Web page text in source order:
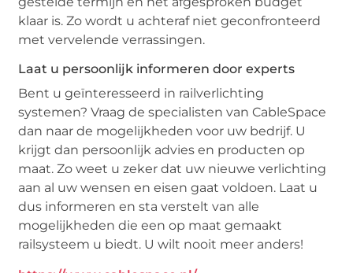
klaar is. Zo wordt u achteraf niet geconfronteerd
met vervelende verrassingen.
Laat u persoonlijk informeren door experts
Bent u geïnteresseerd in railverlichting
systemen? Vraag de specialisten van CableSpace
dan naar de mogelijkheden voor uw bedrijf. U
krijgt dan persoonlijk advies en producten op
maat. Zo weet u zeker dat uw nieuwe verlichting
aan al uw wensen en eisen gaat voldoen. Laat u
dus informeren en sta verstelt van alle
mogelijkheden die een op maat gemaakt
railsysteem u biedt. U wilt nooit meer anders!